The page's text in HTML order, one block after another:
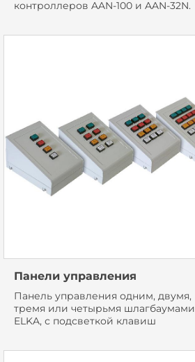
контроллеров AAN-100 и AAN-32N.
Панели управления
Панель управления одним, двумя,
тремя или четырьмя шлагбаумами
ELKA, с подсветкой клавиш